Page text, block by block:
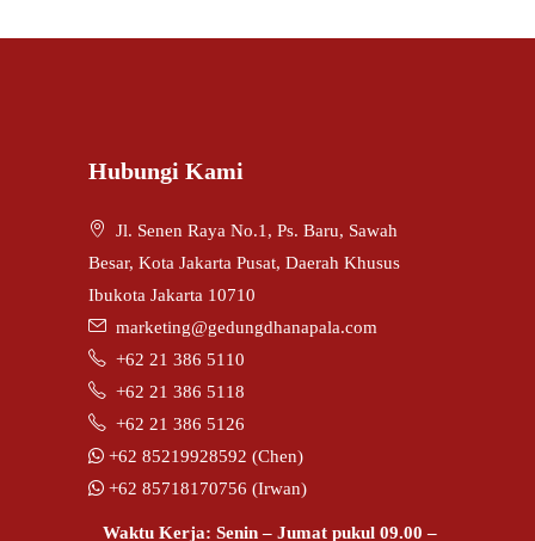
Hubungi Kami
Jl. Senen Raya No.1, Ps. Baru, Sawah
Besar, Kota Jakarta Pusat, Daerah Khusus
Ibukota Jakarta 10710
marketing@gedungdhanapala.com
+62 21 386 5110
+62 21 386 5118
+62 21 386 5126
+62 85219928592 (Chen)
+62 85718170756 (Irwan)
Waktu Kerja: Senin – Jumat pukul 09.00 –